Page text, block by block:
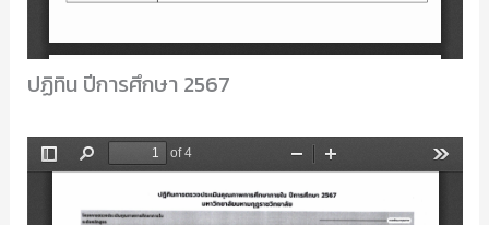
ปฏิทิน ปีการศึกษา 2567